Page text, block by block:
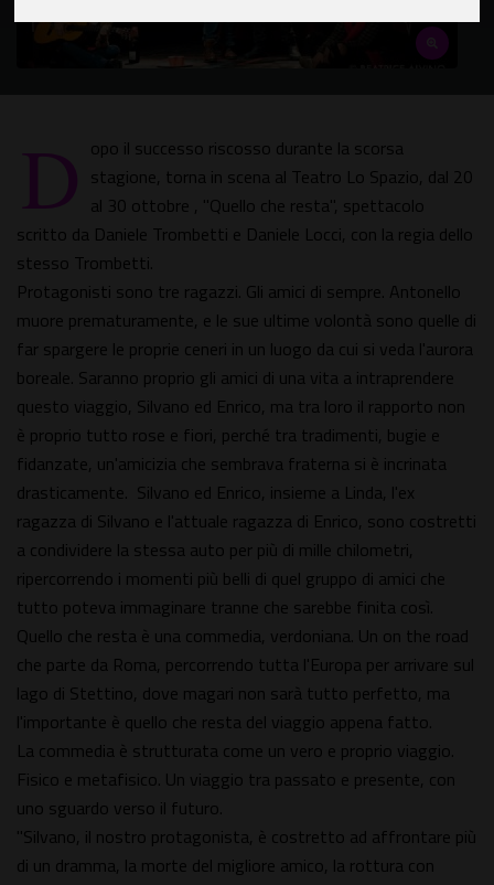
D opo il successo riscosso durante la scorsa
stagione, torna in scena al Teatro Lo Spazio, dal 20
al 30 ottobre , "Quello che resta", spettacolo
scritto da Daniele Trombetti e Daniele Locci, con la regia dello
stesso Trombetti.
Protagonisti sono tre ragazzi. Gli amici di sempre. Antonello
muore prematuramente, e le sue ultime volontà sono quelle di
far spargere le proprie ceneri in un luogo da cui si veda l'aurora
boreale. Saranno proprio gli amici di una vita a intraprendere
questo viaggio, Silvano ed Enrico, ma tra loro il rapporto non
è proprio tutto rose e fiori, perché tra tradimenti, bugie e
fidanzate, un'amicizia che sembrava fraterna si è incrinata
drasticamente. Silvano ed Enrico, insieme a Linda, l'ex
ragazza di Silvano e l'attuale ragazza di Enrico, sono costretti
a condividere la stessa auto per più di mille chilometri,
ripercorrendo i momenti più belli di quel gruppo di amici che
tutto poteva immaginare tranne che sarebbe finita così.
Quello che resta è una commedia, verdoniana. Un on the road
che parte da Roma, percorrendo tutta l'Europa per arrivare sul
lago di Stettino, dove magari non sarà tutto perfetto, ma
l'importante è quello che resta del viaggio appena fatto.
La commedia è strutturata come un vero e proprio viaggio.
Fisico e metafisico. Un viaggio tra passato e presente, con
uno sguardo verso il futuro.
"Silvano, il nostro protagonista, è costretto ad affrontare più
di un dramma, la morte del migliore amico, la rottura con